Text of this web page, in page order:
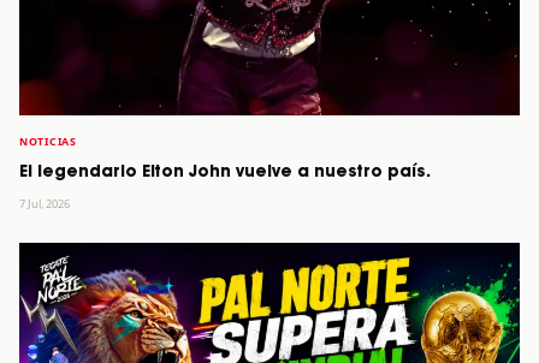
NOTICIAS
El legendario Elton John vuelve a nuestro país.
7 Jul, 2026